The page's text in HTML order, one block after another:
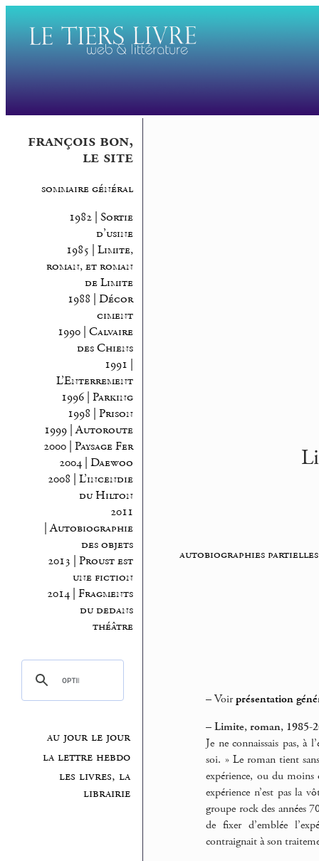
françois bon,
le site
sommaire général
1982 | Sortie
d’usine
1985 | Limite,
roman, et roman
de Limite
1988 | Décor
ciment
1990 | Calvaire
des Chiens
1991 |
L’Enterrement
1996 | Parking
1998 | Prison
1999 | Autoroute
2000 | Paysage Fer
2004 | Daewoo
2008 | L’incendie
du Hilton
2011
| Autobiographie
des objets
2013 | Proust est
une fiction
2014 | Fragments
du dedans
théâtre
au jour le jour
la lettre hebdo
les livres, la
librairie
autobiographies partielles
–Voirprésentation
– Limite, roman, 1985-
Je ne connaissais pas, à
soi. » Le roman tient
expérience, ou du moins
expérience n’est pas la
groupe rock des années
de fixer d’emblée
contraignait à son